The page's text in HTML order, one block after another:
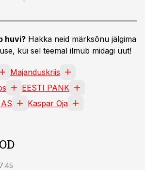
huvi? Hakka neid märksõnu jälgima
kui sel teemal ilmub midagi uut!
Majanduskriis
EESTI PANK
Kaspar Oja